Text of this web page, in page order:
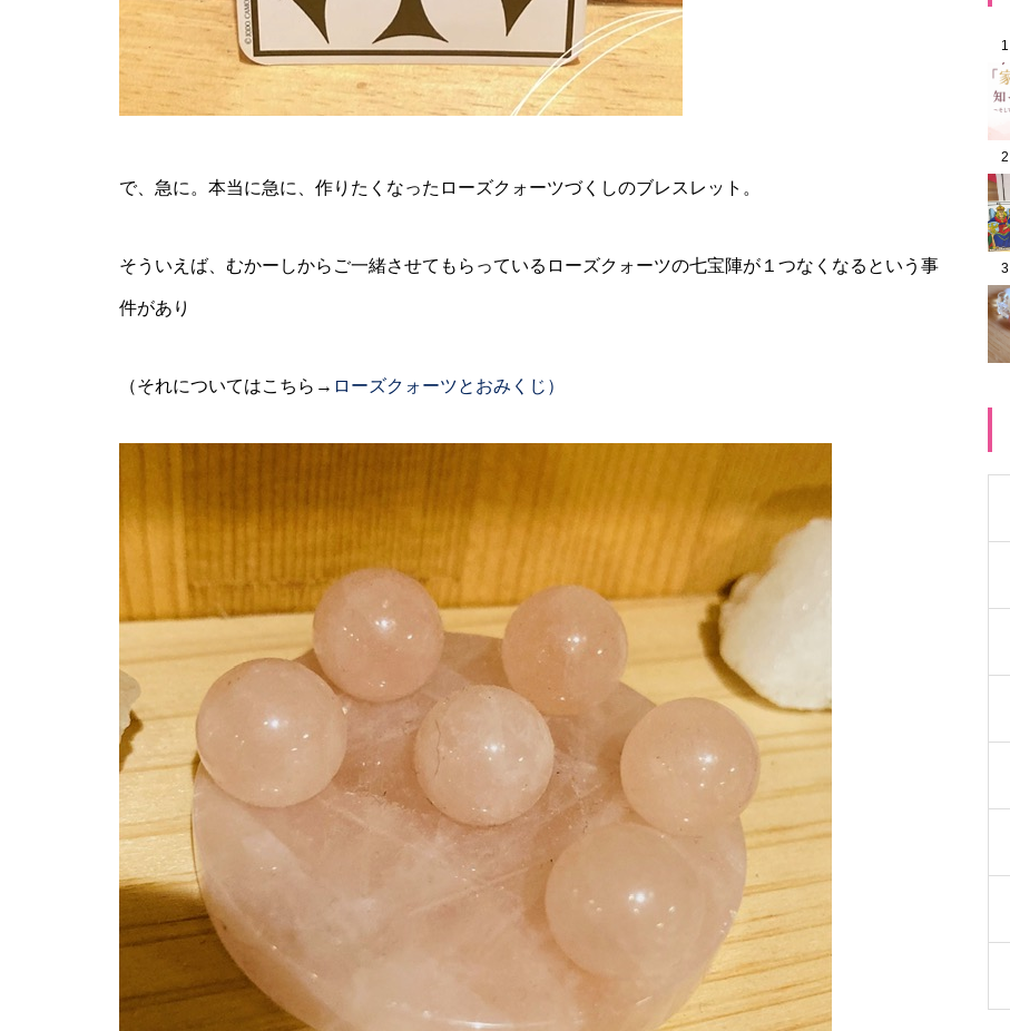
で、急に。本当に急に、作りたくなったローズクォーツづくしのブレスレット。
そういえば、むかーしからご一緒させてもらっているローズクォーツの七宝陣が１つなくなるという事
件があり
（それについてはこちら→ ローズクォーツとおみくじ）
1
2
3